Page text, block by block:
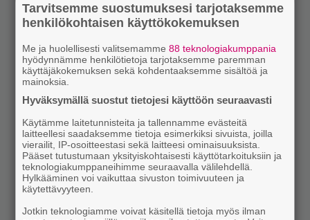
Tarvitsemme suostumuksesi tarjotaksemme
henkilökohtaisen käyttökokemuksen
Me ja huolellisesti valitsemamme88 teknologiakumppania
hyödynnämme henkilötietoja tarjotaksemme paremman
käyttäjäkokemuksen sekä kohdentaaksemme sisältöä ja
mainoksia.
Hyväksymällä suostut tietojesi käyttöön seuraavasti
Käytämme laitetunnisteita ja tallennamme evästeitä
laitteellesi saadaksemme tietoja esimerkiksi sivuista, joilla
vierailit, IP-osoitteestasi sekä laitteesi ominaisuuksista.
Pääset tutustumaan yksityiskohtaisesti käyttötarkoituksiin ja
teknologiakumppaneihimme seuraavalla välilehdellä.
Hylkääminen voi vaikuttaa sivuston toimivuuteen ja
käytettävyyteen.
Jotkin teknologiamme voivat käsitellä tietoja myös ilman